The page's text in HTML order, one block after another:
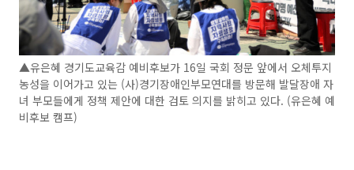
▲유은혜 경기도교육감 예비후보가 16일 국회 정문 앞에서 오체투지
농성을 이어가고 있는 (사)경기장애인부모연대를 방문해 발달장애 자
녀 부모들에게 정책 제안에 대한 검토 의지를 밝히고 있다. (유은혜 예
비후보 캠프)